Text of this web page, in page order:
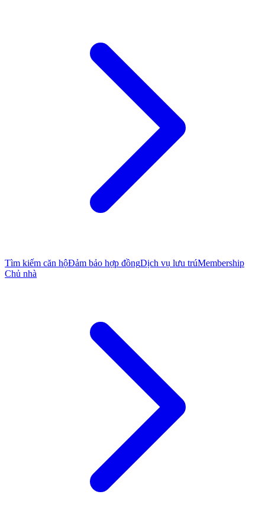
Tìm kiếm căn hộĐảm bảo hợp đồngDịch vụ lưu trúMembership
Chủ nhà